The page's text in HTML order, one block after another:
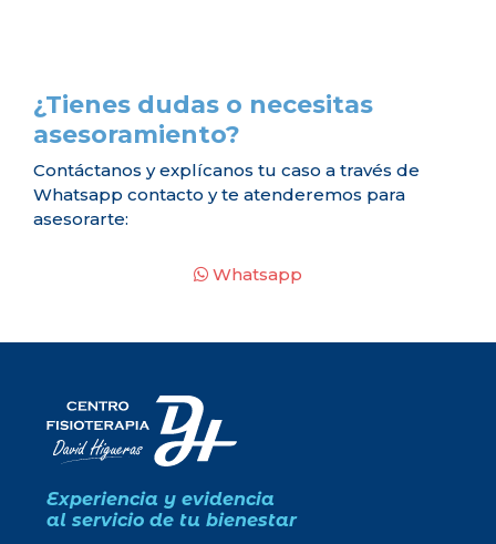
¿Tienes dudas o necesitas
asesoramiento?
Contáctanos y explícanos tu caso a través de
Whatsapp contacto y te atenderemos para
asesorarte:
Whatsapp
Experiencia y evidencia
al servicio de tu bienestar